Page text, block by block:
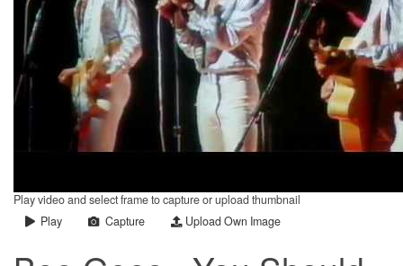
Play video and select frame to capture or upload thumbnail
Play
Capture Upload Own Image